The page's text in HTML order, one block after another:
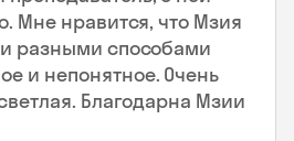
Мне нравится, что Мзия
разными способами
и непонятное. Очень
Благодарна Мзии